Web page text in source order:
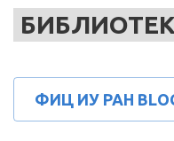
ФИЦ ИУ РАН